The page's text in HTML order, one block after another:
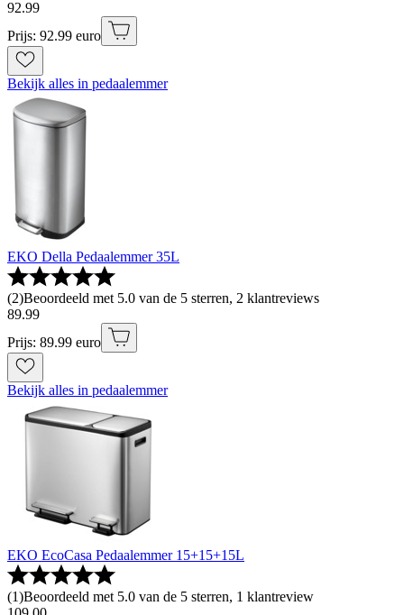
92.99
Prijs: 92.99 euro
Bekijk alles in pedaalemmer
EKO Della Pedaalemmer 35L
(2)Beoordeeld met 5.0 van de 5 sterren, 2 klantreviews
89.99
Prijs: 89.99 euro
Bekijk alles in pedaalemmer
EKO EcoCasa Pedaalemmer 15+15+15L
(1)Beoordeeld met 5.0 van de 5 sterren, 1 klantreview